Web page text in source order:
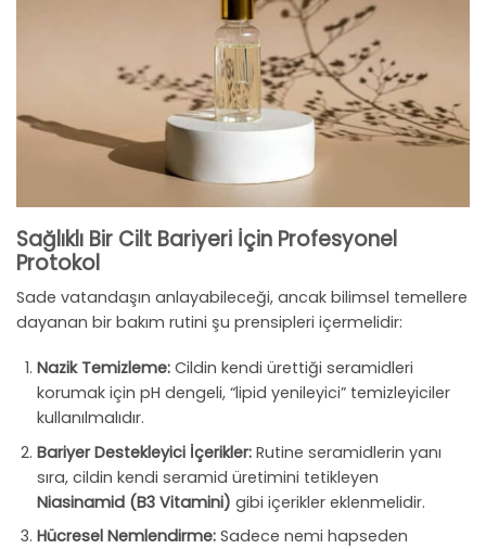
Sağlıklı Bir Cilt Bariyeri İçin Profesyonel
Protokol
Sade vatandaşın anlayabileceği, ancak bilimsel temellere
dayanan bir bakım rutini şu prensipleri içermelidir:
Nazik Temizleme:Cildin kendi ürettiği seramidleri
korumak için pH dengeli, “lipid yenileyici” temizleyiciler
kullanılmalıdır.
Bariyer Destekleyici İçerikler:Rutine seramidlerin yanı
sıra, cildin kendi seramid üretimini tetikleyen
Niasinamid (B3 Vitamini) gibi içerikler eklenmelidir.
Hücresel Nemlendirme:Sadece nemi hapseden